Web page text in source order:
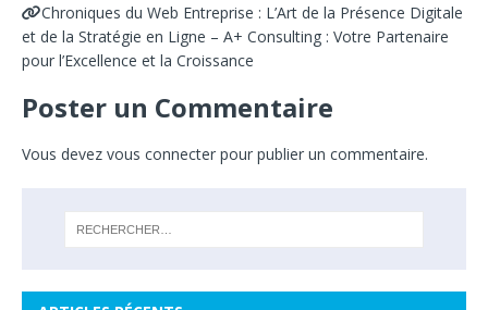
Chroniques du Web Entreprise : L’Art de la Présence Digitale
et de la Stratégie en Ligne – A+ Consulting : Votre Partenaire
pour l’Excellence et la Croissance
Poster un Commentaire
Vous devez vous connecter pour publier un commentaire.